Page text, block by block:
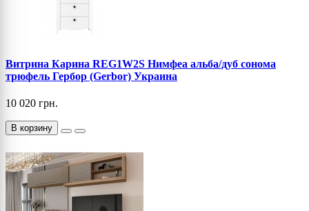
Витрина Карина REG1W2S Нимфеа альба/дуб сонома
трюфель Гербор (Gerbor) Украина
10 020 грн.
В корзину